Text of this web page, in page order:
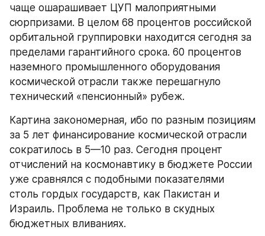
чаще ошарашивает ЦУП малоприятными
сюрпризами. В целом 68 процентов российской
орбитальной группировки находится сегодня за
пределами гарантийного срока. 60 процентов
наземного промышленного оборудования
космической отрасли также перешагнуло
технический «пенсионный» рубеж.
Картина закономерная, ибо по разным позициям
за 5 лет финансирование космической отрасли
сократилось в 5—10 раз. Сегодня процент
отчислений на космонавтику в бюджете России
уже сравнялся с подобными показателями
столь гордых государств, как Пакистан и
Израиль. Проблема не только в скудных
бюджетных вливаниях.